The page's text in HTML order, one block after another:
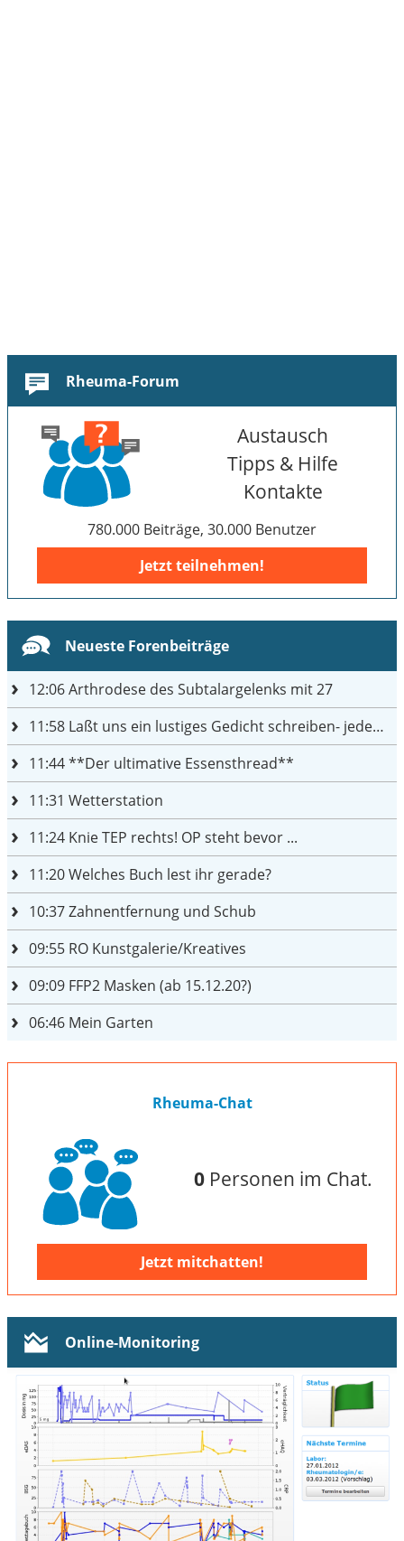
Rheuma-Forum
Austausch
Tipps & Hilfe
Kontakte
780.000 Beiträge, 30.000 Benutzer
Jetzt teilnehmen!
Neueste Forenbeiträge
12:06Arthrodese des Subtalargelenks mit 27
11:58 Laßt uns ein lustiges Gedicht schreiben- jeder einen Satz
11:44**Der ultimative Essensthread**
11:31 Wetterstation
11:24 Knie TEP rechts! OP steht bevor ...
11:20Welches Buch lest ihr gerade?
10:37Zahnentfernung und Schub
09:55 RO Kunstgalerie/Kreatives
09:09 FFP2 Masken (ab 15.12.20?)
06:46 Mein Garten
Rheuma-Chat
0Personen im Chat.
Jetzt mitchatten!
Online-Monitoring